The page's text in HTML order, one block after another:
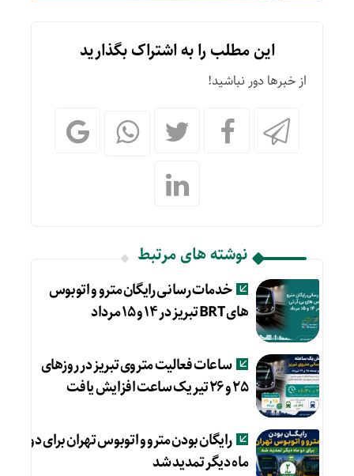
این مطلب را به اشتراک بگذارید
از خبرها دور نباشید!
نوشته های مرتبط
خدمات رسانی رایگان مترو و اتوبوس
های BRT تبریز در ۱۴ و ۱۵ مرداد
ساعات فعالیت متروی تبریز در روزهای
۲۵ و ۲۶ تیر یک ساعت افزایش یافت
رایگان بودن مترو و اتوبوس تهران برای دو
ماه دیگر تمدید شد